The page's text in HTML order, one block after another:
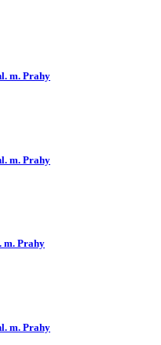
m. Prahy
m. Prahy
m. Prahy
m. Prahy